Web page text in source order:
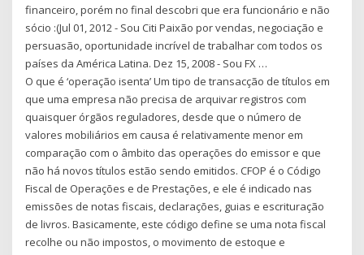
financeiro, porém no final descobri que era funcionário e não
sócio :(Jul 01, 2012 - Sou Citi Paixão por vendas, negociação e
persuasão, oportunidade incrível de trabalhar com todos os
países da América Latina. Dez 15, 2008 - Sou FX …
O que é ‘operação isenta’ Um tipo de transacção de títulos em
que uma empresa não precisa de arquivar registros com
quaisquer órgãos reguladores, desde que o número de
valores mobiliários em causa é relativamente menor em
comparação com o âmbito das operações do emissor e que
não há novos títulos estão sendo emitidos. CFOP é o Código
Fiscal de Operações e de Prestações, e ele é indicado nas
emissões de notas fiscais, declarações, guias e escrituração
de livros. Basicamente, este código define se uma nota fiscal
recolhe ou não impostos, o movimento de estoque e